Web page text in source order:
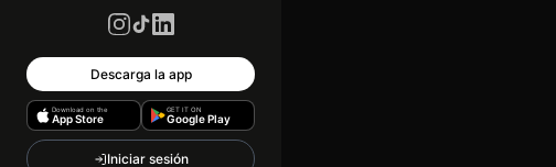
Descarga la app
Download on the
App Store
GET IT ON
Google Play
Iniciar sesión